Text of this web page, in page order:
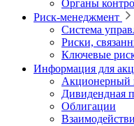
Органы
Риск-менеджмент
Система
Риски,
Ключевые
Информация для
Акционерный
Дивидендная
Облигации